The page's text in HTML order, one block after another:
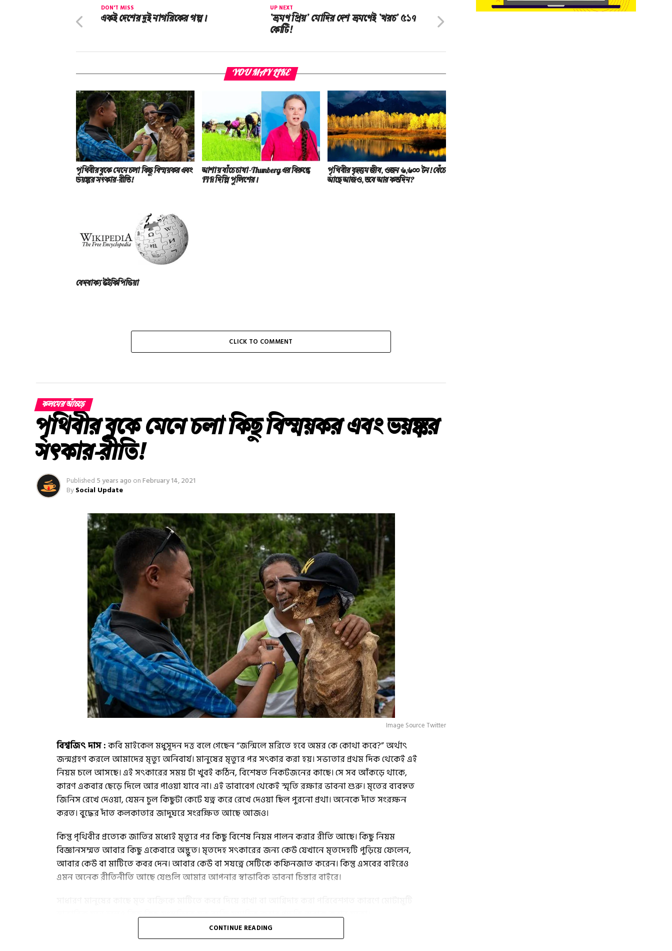
UP NEXT
‘ভ্রমণ প্রিয়’ মোদির দেশ ভ্রমণেই ‘খরচ’ ৫১৭
কোটি!
DON'T MISS
একই দেশের দুই নাগরিকের গল্প।
YOU MAY LIKE
পৃথিবীর বুকে মেনে চলা কিছু বিস্ময়কর এবং
ভয়ঙ্কর সত্‍কার-রীতি!
আশায় বাঁচে চাষা-Thunberg এর বিরুদ্ধে
FIR দিল্লি পুলিশের।
পৃথিবীর বৃহত্তম জীব, ওজন ৬,৬০০ টন! বেঁচে
আছে আজও, তবে আর কতদিন?
বেদবাক্য উইকিপিডিয়া
CLICK TO COMMENT
কলমের আঁচড়ে
পৃথিবীর বুকে মেনে চলা কিছু বিস্ময়কর এবং ভয়ঙ্কর
সত্‍কার-রীতি!
Published 5 years ago onFebruary 14, 2021
BySocial Update
Image Source Twitter
বিশ্বজিৎ দাস :কবি মাইকেল মধুসূদন দত্ত বলে গেছেন “জন্মিলে মরিতে হবে অমর কে কোথা কবে?” অর্থাৎ
জন্মগ্রহণ করলে আমাদের মৃত্যু অনিবার্য। মানুষের মৃত্যুর পর সৎকার করা হয়। সভ্যতার প্রথম দিক থেকেই এই
নিয়ম চলে আসছে। এই সৎকারের সময় টা খুবই কঠিন, বিশেষত নিকটজনের কাছে। সে সব আঁকড়ে থাকে,
কারণ একবার ছেড়ে দিলে আর পাওয়া যাবে না। এই ভাবাবেগ থেকেই স্মৃতি রক্ষার ভাবনা শুরু। মৃতের ব্যবহৃত
জিনিস রেখে দেওয়া, যেমন চুল কিছুটা কেটে যত্ন করে রেখে দেওয়া ছিল পুরনো প্রথা। অনেকে দাঁত সংরক্ষন
করত। বুদ্ধের দাঁত কলকাতার জাদুঘরে সংরক্ষিত আছে আজও।
কিন্তু পৃথিবীর প্রত্যেক জাতির মধ্যেই মৃত্যুর পর কিছু বিশেষ নিয়ম পালন করার রীতি আছে। কিছু নিয়ম
বিজ্ঞানসম্মত আবার কিছু একেবারে অদ্ভুত। মৃতদেহ সত্‍কারের জন্য কেউ যেখানে মৃতদেহটি পুড়িয়ে ফেলেন,
আবার কেউ বা মাটিতে কবর দেন। আবার কেউ বা সযত্নে সেটিকে কফিনজাত করেন। কিন্তু এসবের বাইরেও
এমন অনেক রীতিনীতি আছে যেগুলি আমার আপনার স্বাভাবিক ভাবনা চিন্তার বাইরে।
স্বাভাবিক মনে হলেও কিছু কিছু সংস্কৃতিতে মৃত ব্যক্তি সমাহিত করার পদ্ধতি অবাক করার মতো।
পৃথিবী জুড়ে চলা এই আশ্চর্য ও কিছুটা ভয়ঙ্কর মৃত্যু অনুষ্ঠান গুলি হল :
CONTINUE READING